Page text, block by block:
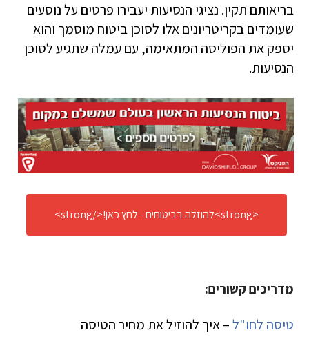
בריאותם תקין. נציגי הנסיעות יעבירו פרטים על נוסעים
שעומדים בקריטריונים אלו לסוכן ביטוח מוסמך והוא
יספק את הפוליסה המתאימה, עם עמלה שתגיע לסוכן
הנסיעות.
<strong>להוזלה בביטוחים - לחץ כאן!</strong>
מדריכים קשורים:
טיסה לחו"ל– איך להוזיל את מחיר הטיסה